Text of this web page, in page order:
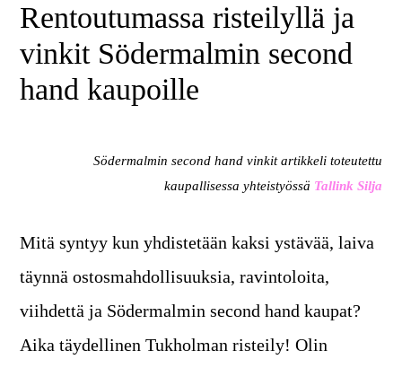
Rentoutumassa risteilyllä ja
vinkit Södermalmin second
hand kaupoille
Södermalmin second hand vinkit artikkeli toteutettu
kaupallisessa yhteistyössä Tallink Silja
Mitä syntyy kun yhdistetään kaksi ystävää, laiva
täynnä ostosmahdollisuuksia, ravintoloita,
viihdettä ja Södermalmin second hand kaupat?
Aika täydellinen Tukholman risteily! Olin